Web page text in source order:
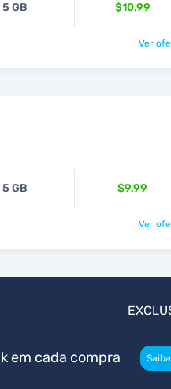
5 GB $10.99
Ver
5 GB $9.99
Ver
em cada compra